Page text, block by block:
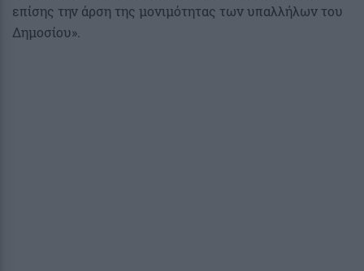
επίσης την άρση της μονιμότητας των υπαλλήλων του
Δημοσίου».